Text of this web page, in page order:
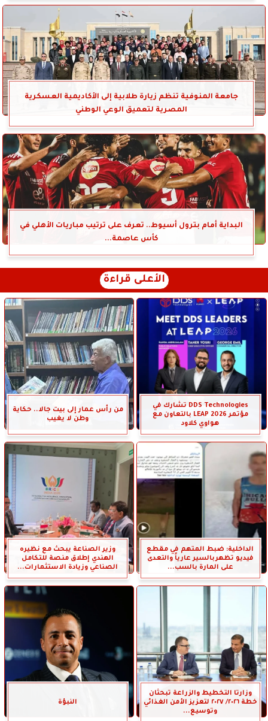
جامعة المنوفية تنظم زيارة طلابية إلى الأكاديمية العسكرية
المصرية لتعميق الوعي الوطني
البداية أمام بترول أسيوط.. تعرف على ترتيب مباريات الأهلي في
كأس عاصمة...
الأعلى قراءة
DDS Technologies تشارك في
مؤتمر LEAP 2026 بالتعاون مع
هواوي كلاود
من رأس عمار إلى بيت جالا.. حكاية
وطن لا يغيب
الداخلية: ضبط المتهم في مقطع
فيديو تظهربالسير عارياً والتعدى
على المارة بالسب...
وزير الصناعة يبحث مع نظيره
الهندي إطلاق منصة للتكامل
الصناعي وزيادة الاستثمارات...
وزارتا التخطيط والزراعة تبحثان
خطة ٢٠٢٦/ ٢٠٢٧ لتعزيز الأمن الغذائي
وتوسيع...
النبؤة